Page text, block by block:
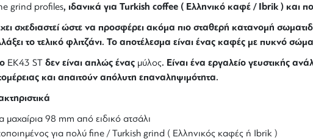
grind profiles, ιδανικά για Turkish coffee ( Ελληνικό καφέ / Ibrik ) και
σχεδιαστεί ώστε να προσφέρει ακόμα πιο σταθερή κατανομή
το τελικό φλιτζάνι. Το αποτέλεσμα είναι ένας καφές με πυκνό
EK43 ST δεν είναι απλώς ένας μύλος. Είναι ένα εργαλείο γευστικής
και απαιτούν απόλυτη επαναληψιμότητα.
μαχαίρια 98 mm από ειδικό ατσάλι
για πολύ fine / Turkish grind ( Ελληνικός καφές ή Ibrik )